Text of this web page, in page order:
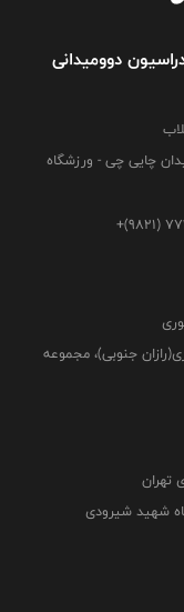
دوومیدانی
چایی چی - ورزشگاه
+(9821)
جنوبی)، مجموعه
شهید شیرودی